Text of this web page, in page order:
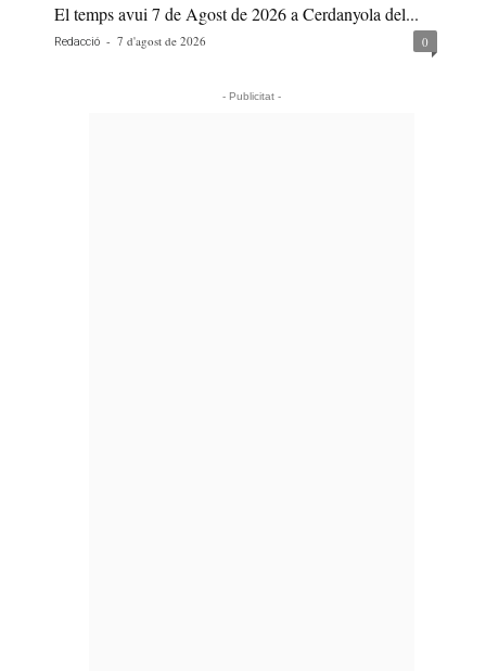
El temps avui 7 de Agost de 2026 a Cerdanyola del...
Redacció - 7 d'agost de 2026 0
- Publicitat -